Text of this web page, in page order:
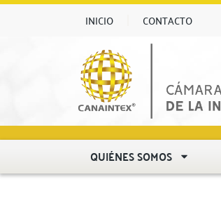
INICIO CONTACTO
QUIÉNES SOMOS